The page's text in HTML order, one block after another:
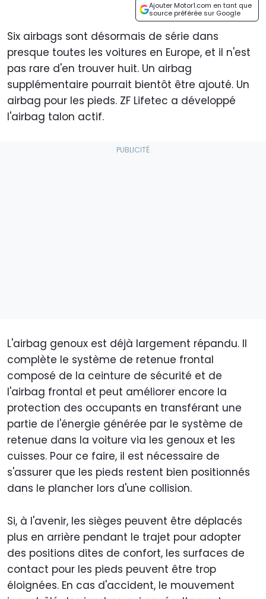
Ajouter Motor1.com en tant que
source préférée sur Google
Six airbags sont désormais de série dans
presque toutes les voitures en Europe, et il n'est
pas rare d'en trouver huit. Un airbag
supplémentaire pourrait bientôt être ajouté. Un
airbag pour les pieds. ZF Lifetec a développé
l'airbag talon actif.
L'airbag genoux est déjà largement répandu. Il
complète le système de retenue frontal
composé de la ceinture de sécurité et de
l'airbag frontal et peut améliorer encore la
protection des occupants en transférant une
partie de l'énergie générée par le système de
retenue dans la voiture via les genoux et les
cuisses. Pour ce faire, il est nécessaire de
s'assurer que les pieds restent bien positionnés
dans le plancher lors d'une collision.
Si, à l'avenir, les sièges peuvent être déplacés
plus en arrière pendant le trajet pour adopter
des positions dites de confort, les surfaces de
contact pour les pieds peuvent être trop
éloignées. En cas d'accident, le mouvement